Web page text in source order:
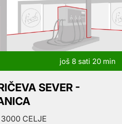
još 8 sati 20 min
SEVER -
3000 CELJE